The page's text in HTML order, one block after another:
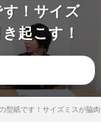
！サイズ
起こす！
型紙です！サイズミスが脇